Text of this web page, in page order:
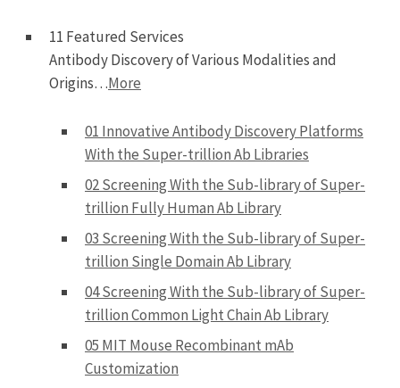
11 Featured Services
Antibody Discovery of Various Modalities and
Origins…More
01 Innovative Antibody Discovery Platforms
With the Super-trillion Ab Libraries
02 Screening With the Sub-library of Super-
trillion Fully Human Ab Library
03 Screening With the Sub-library of Super-
trillion Single Domain Ab Library
04 Screening With the Sub-library of Super-
trillion Common Light Chain Ab Library
05 MIT Mouse Recombinant mAb
Customization